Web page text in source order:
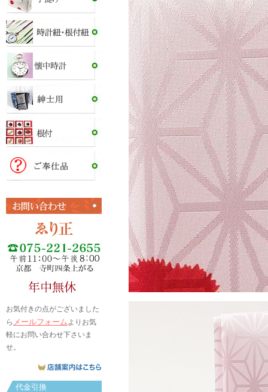
お気付きの点がございました
ら メールフォームよりお気
軽にお問い合わせ下さいま
せ。
代金引換